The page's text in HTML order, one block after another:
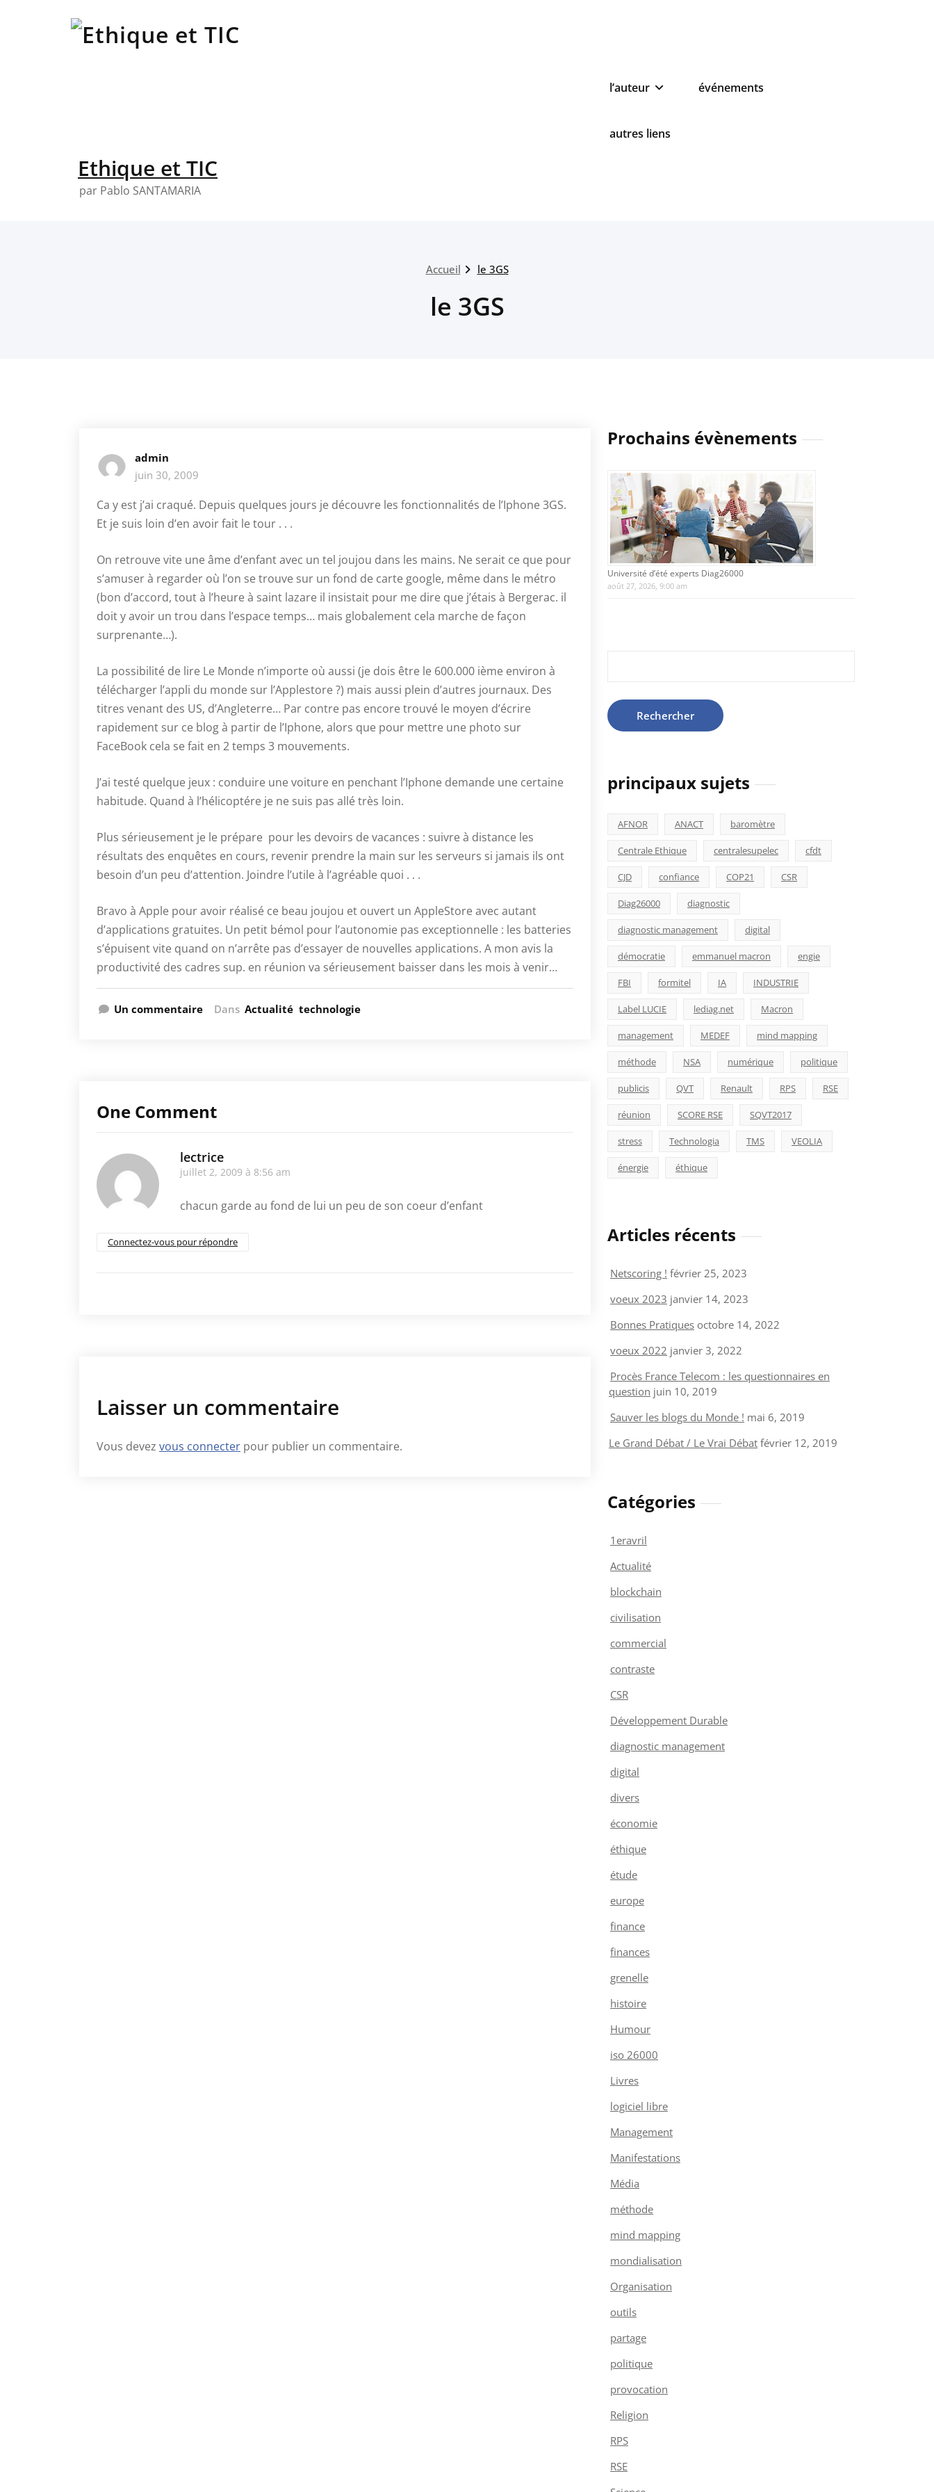
Ethique et TIC
par Pablo SANTAMARIA
l’auteur événements
autres liens
Accueil le 3GS
le 3GS
admin
juin 30, 2009
Ca y est j’ai craqué. Depuis quelques jours je découvre les fonctionnalités de l’Iphone 3GS.
Et je suis loin d’en avoir fait le tour . . .
On retrouve vite une âme d’enfant avec un tel joujou dans les mains. Ne serait ce que pour
s’amuser à regarder où l’on se trouve sur un fond de carte google, même dans le métro
(bon d’accord, tout à l’heure à saint lazare il insistait pour me dire que j’étais à Bergerac. il
doit y avoir un trou dans l’espace temps… mais globalement cela marche de façon
surprenante…).
La possibilité de lire Le Monde n’importe où aussi (je dois être le 600.000 ième environ à
télécharger l’appli du monde sur l’Applestore ?) mais aussi plein d’autres journaux. Des
titres venant des US, d’Angleterre… Par contre pas encore trouvé le moyen d’écrire
rapidement sur ce blog à partir de l’Iphone, alors que pour mettre une photo sur
FaceBook cela se fait en 2 temps 3 mouvements.
J’ai testé quelque jeux : conduire une voiture en penchant l’Iphone demande une certaine
habitude. Quand à l’hélicoptére je ne suis pas allé très loin.
Plus sérieusement je le prépare pour les devoirs de vacances : suivre à distance les
résultats des enquêtes en cours, revenir prendre la main sur les serveurs si jamais ils ont
besoin d’un peu d’attention. Joindre l’utile à l’agréable quoi . . .
Bravo à Apple pour avoir réalisé ce beau joujou et ouvert un AppleStore avec autant
d’applications gratuites. Un petit bémol pour l’autonomie pas exceptionnelle : les batteries
s’épuisent vite quand on n’arrête pas d’essayer de nouvelles applications. A mon avis la
productivité des cadres sup. en réunion va sérieusement baisser dans les mois à venir…
Un commentaire Dans Actualité technologie
One Comment
lectrice
juillet 2, 2009 à 8:56 am
chacun garde au fond de lui un peu de son coeur d’enfant
Connectez-vous pour répondre
Laisser un commentaire
Vous devez vous connecter pour publier un commentaire.
Prochains évènements
Université d’été experts Diag26000
août 27, 2026, 9:00 am
principaux sujets
AFNOR ANACT baromètre
Centrale Ethique centralesupelec cfdt
CJD confiance COP21 CSR
Diag26000 diagnostic
diagnostic management digital
démocratie emmanuel macron engie
FBI formitel IA INDUSTRIE
Label LUCIE lediag.net Macron
management MEDEF mind mapping
méthode NSA numérique politique
publicis QVT Renault RPS RSE
réunion SCORE RSE SQVT2017
stress Technologia TMS VEOLIA
énergie éthique
Articles récents
Netscoring ! février 25, 2023
voeux 2023 janvier 14, 2023
Bonnes Pratiques octobre 14, 2022
voeux 2022 janvier 3, 2022
Procès France Telecom : les questionnaires en
question juin 10, 2019
Sauver les blogs du Monde ! mai 6, 2019
Le Grand Débat / Le Vrai Débat février 12, 2019
Catégories
1eravril
Actualité
blockchain
civilisation
commercial
contraste
CSR
Développement Durable
diagnostic management
digital
divers
économie
éthique
étude
europe
finance
finances
grenelle
histoire
Humour
iso 26000
Livres
logiciel libre
Management
Manifestations
Média
méthode
mind mapping
mondialisation
Organisation
outils
partage
politique
provocation
Religion
RPS
RSE